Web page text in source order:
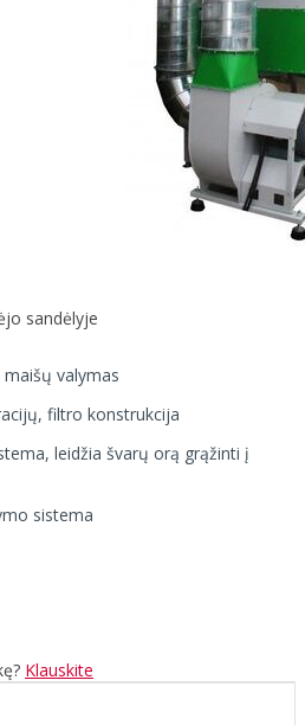
sandėlyje
valymas
filtro konstrukcija
leidžia švarų orą grąžinti į
sistema
Klauskite